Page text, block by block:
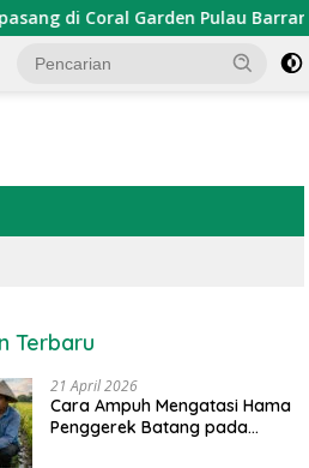
Coral Garden Pulau Barrang Caddi
Terbaru
21 April 2026
Cara Ampuh Mengatasi Hama
Penggerek Batang pada